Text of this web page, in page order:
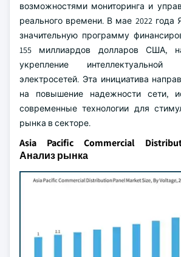
возможностями мониторинга и
реального времени. В мае 2022 года
значительную программу
155 миллиардов долларов США,
укрепление интеллектуальной
электросетей. Эта инициатива
на повышение надежности сети,
современные технологии для
рынка в секторе.
Asia Pacific Commercial
Анализ рынка